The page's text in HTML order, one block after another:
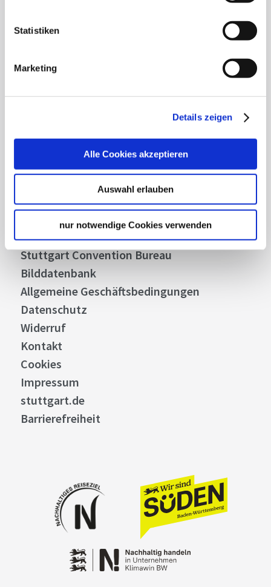
Statistiken
Marketing
Details zeigen
Alle Cookies akzeptieren
Auswahl erlauben
nur notwendige Cookies verwenden
Mit unserem Newsletter bleiben Sie zu Events,
Stuttgart und Region immer up-to-date.
Stellenangebote
Business
Stuttgart Convention Bureau
Bilddatenbank
Allgemeine Geschäftsbedingungen
Datenschutz
Widerruf
Kontakt
Cookies
Impressum
stuttgart.de
Barrierefreiheit